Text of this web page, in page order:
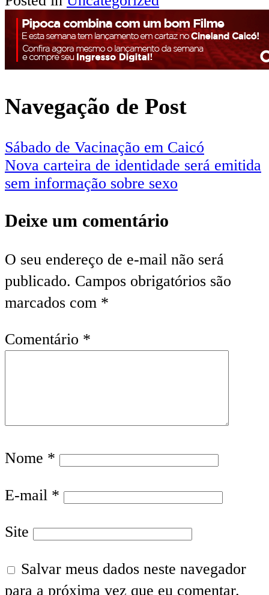
Navegação de Post
Sábado de Vacinação em Caicó
Nova carteira de identidade será emitida
sem informação sobre sexo
Deixe um comentário
O seu endereço de e-mail não será
publicado. Campos obrigatórios são
marcados com *
Comentário *
Nome *
E-mail *
Site
Salvar meus dados neste navegador
para a próxima vez que eu comentar.